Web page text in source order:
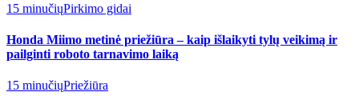
15 minučiųPirkimo gidai
Honda Miimo metinė priežiūra – kaip išlaikyti tylų veikimą ir
pailginti roboto tarnavimo laiką
15 minučiųPriežiūra